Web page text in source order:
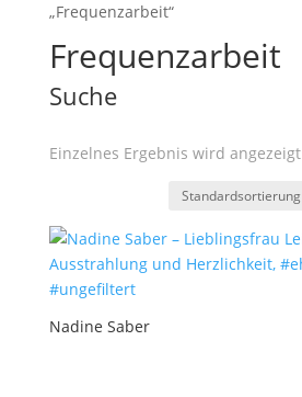
„Frequenzarbeit“
Frequenzarbeit
Suche
Einzelnes Ergebnis wird angezeigt
Nadine Saber